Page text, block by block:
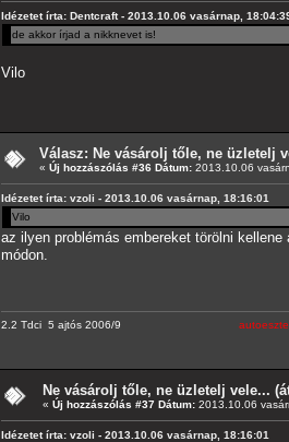
Idézetet írta: Dentcraft - 2013.10.06 vasárnap,
de akkor írjad a nikknevet is!
Vilo
Válasz: Ne vásárolj tőle, ne üzletelj
« Új hozzászólás #36 Dátum: 2013.10.06
Idézetet írta: vzoli - 2013.10.06 vasárnap, 18:16:01
Vilo
az ilyen problémás embereket törölni
módon.
2.2 Tdci 5 ajtós 2006/9
Ne vásárolj tőle, ne üzletelj vele...
« Új hozzászólás #37 Dátum: 2013.10.06
Idézetet írta: vzoli - 2013.10.06 vasárnap, 18:16:01